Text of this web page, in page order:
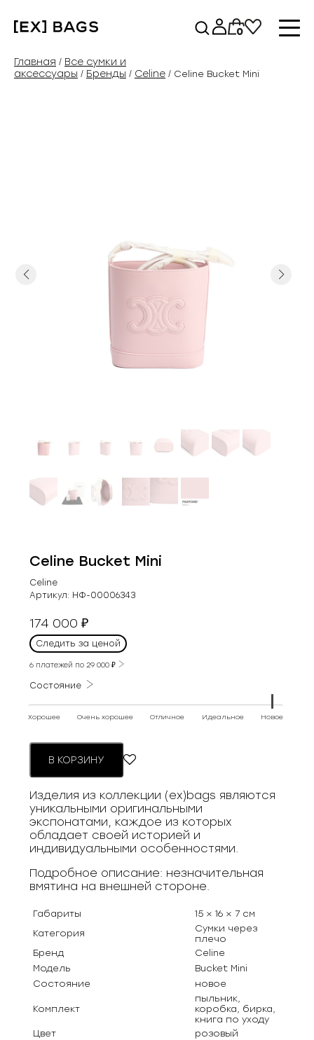
содержимому
0
Главная / Все сумки и
аксессуары / Бренды / Celine / Celine Bucket Mini
Previous Next
Celine Bucket Mini
Celine
Артикул: НФ-00006343
174 000₽
Следить за ценой
6 платежей по29 000₽
Состояние
Хорошее Очень хорошее Отличное Идеальное Новое
В КОРЗИНУ
Изделия из коллекции (ex)bags являются
уникальными оригинальными
экспонатами, каждое из которых
обладает своей историей и
индивидуальными особенностями.
Подробное описание: незначительная
вмятина на внешней стороне.
Габариты
15 × 16 × 7 см
Категория
Сумки через
плечо
Бренд
Celine
Модель
Bucket Mini
Состояние
новое
Комплект
пыльник,
коробка, бирка,
книга по уходу
Цвет
розовый